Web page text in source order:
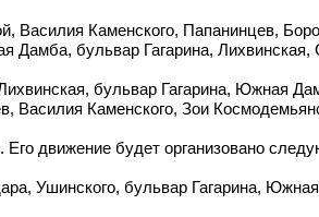
Василия Каменского, Папанинцев,
бульвар Гагарина, Лихвинская,
бульвар Гагарина, Южная
Каменского, Зои
движение будет организовано
Ушинского, бульвар Гагарина,